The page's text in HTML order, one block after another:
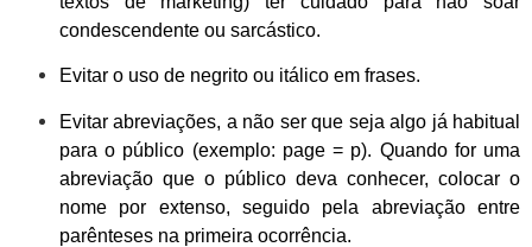
condescendente ou sarcástico.
Evitar o uso de negrito ou itálico em frases.
Evitar abreviações, a não ser que seja algo já habitual
para o público (exemplo: page = p). Quando for uma
abreviação que o público deva conhecer, colocar o
nome por extenso, seguido pela abreviação entre
parênteses na primeira ocorrência.